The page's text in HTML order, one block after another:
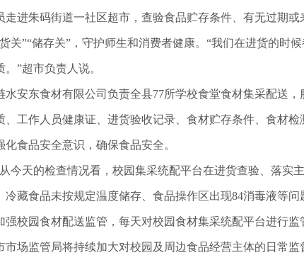
走进朱码街道一社区超市，查验食品贮存条件、有无过期
关”“储存关”，守护师生和消费者健康。“我们在进货的
。”超市负责人说。
水安东食材有限公司负责全县77所学校食堂食材集采配送
、工作人员健康证、进货验收记录、食材贮存条件、食材
化食品安全意识，确保食品安全。
今天的检查情况看，校园集采统配平台在进货查验、落实
冷藏食品未按规定温度储存、食品操作区出现84消毒液等
强校园食材配送监管，每天对校园食材集采统配平台进行
市场监管局将持续加大对校园及周边食品经营主体的日常